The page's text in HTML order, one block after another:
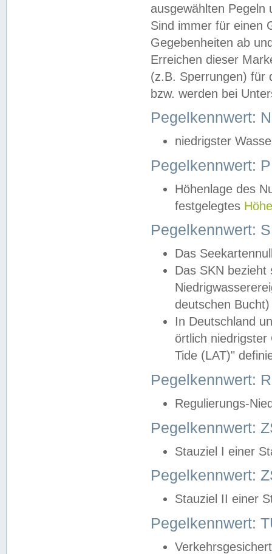
ausgewählten
Sind immer für einen
Gegebenheiten ab
Erreichen dieser
(z.B. Sperrungen) für
bzw. werden bei
Pegelkennwert:
niedrigster
Pegelkennwert:
Höhenlage des
festgelegtes
Pegelkennwert:
Das
Das SKN
deutschen
In Deutschland
örtlich
Tide (LAT)"
Pegelkennwert:
Regulierungs-
Pegelkennwert:
Stauziel I einer
Pegelkennwert:
Stauziel II einer
Pegelkennwert: